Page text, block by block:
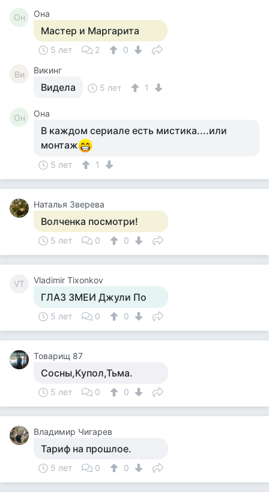
Он Она
Мастер и Маргарита
5 лет 2 0
Ви Викинг
Видела 5 лет 1
Он Она
В каждом сериале есть мистика....или
монтаж
5 лет 1
Наталья Зверева
Волченка посмотри!
5 лет 0 0
VT Vladimir Tixonkov
ГЛАЗ ЗМЕИ Джули По
5 лет 0 0
Товарищ 87
Сосны,Купол,Тьма.
5 лет 0 0
Владимир Чигарев
Тариф на прошлое.
5 лет 0 0